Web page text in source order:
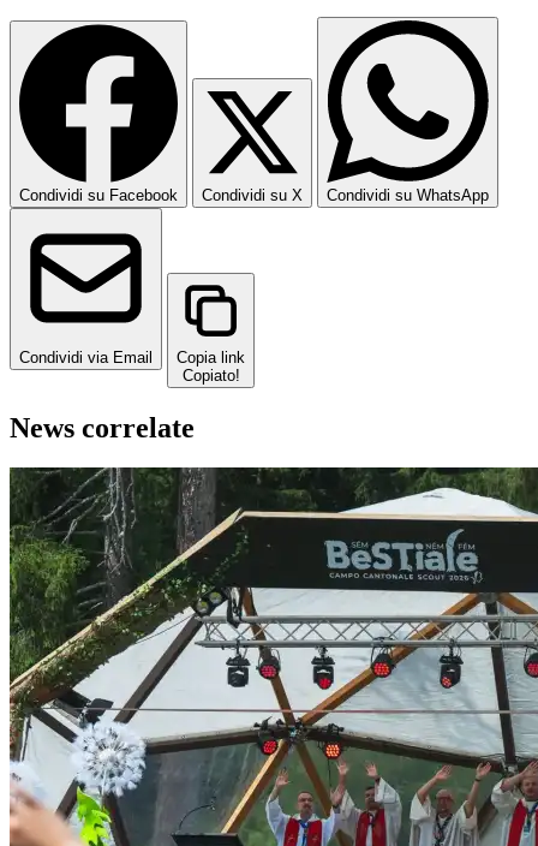
Condividi su Facebook Condividi su X Condividi su WhatsApp
Condividi via Email
Copia link
Copiato!
News correlate